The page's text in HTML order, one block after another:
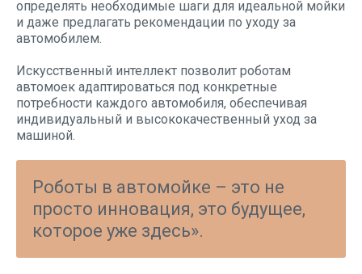
определять необходимые шаги для идеальной мойки
и даже предлагать рекомендации по уходу за
автомобилем.
Искусственный интеллект позволит роботам
автомоек адаптироваться под конкретные
потребности каждого автомобиля, обеспечивая
индивидуальный и высококачественный уход за
машиной.
Роботы в автомойке – это не
просто инновация, это будущее,
которое уже здесь».